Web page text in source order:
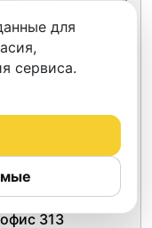
313
для
сервиса.